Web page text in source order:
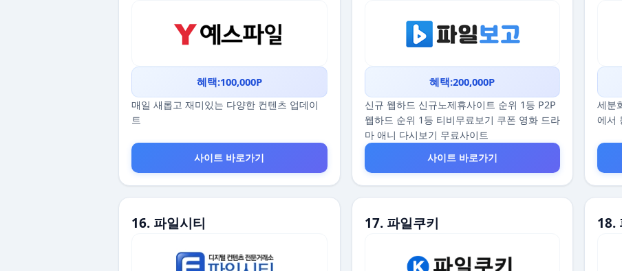
혜택:100,000P
매일 새롭고 재미있는 다양한 컨텐츠 업데이
트
사이트 바로가기
혜택:200,000P
신규 웹하드 신규노제휴사이트 순위 1등 P2P
웹하드 순위 1등 티비무료보기 쿠폰 영화 드라
마 애니 다시보기 무료사이트
사이트 바로가기
세분
에서
16. 파일시티 17. 파일쿠키 18.